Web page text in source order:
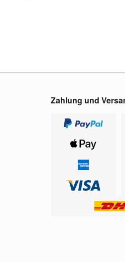
Zahlung und